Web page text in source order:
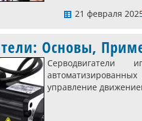
21 февраля
Основы,
управление